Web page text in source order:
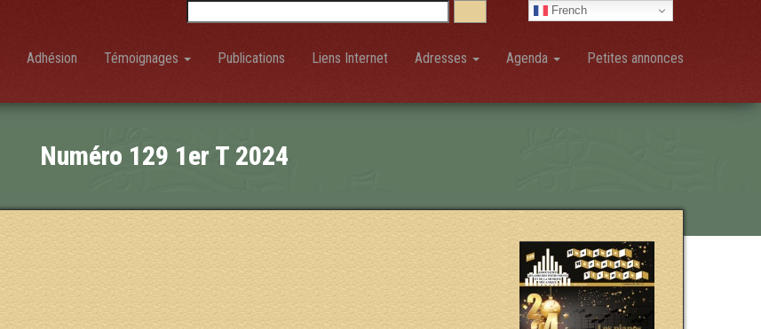
French
Adhésion Témoignages Publications Liens Internet Adresses Agenda Petites annonces
Numéro 129 1er T 2024